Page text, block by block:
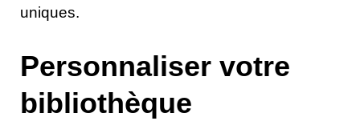
uniques.
Personnaliser votre
bibliothèque